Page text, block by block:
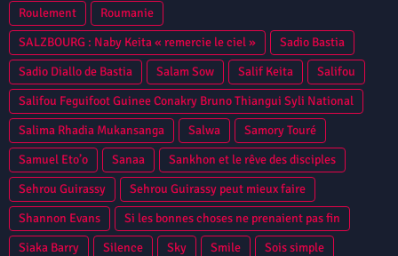
Roulement
Roumanie
SALZBOURG : Naby Keita « remercie le ciel »
Sadio Bastia
Sadio Diallo de Bastia
Salam Sow Salif Keita
Salifou
Salifou Feguifoot Guinee Conakry Bruno Thiangui Syli National
Salima Rhadia Mukansanga
Salwa
Samory Touré
Samuel Eto’o
Sanaa
Sankhon et le rêve des disciples
Sehrou Guirassy
Sehrou Guirassy peut mieux faire
Shannon Evans
Si les bonnes choses ne prenaient pas fin
Siaka Barry
Silence Sky Smile
Sois simple